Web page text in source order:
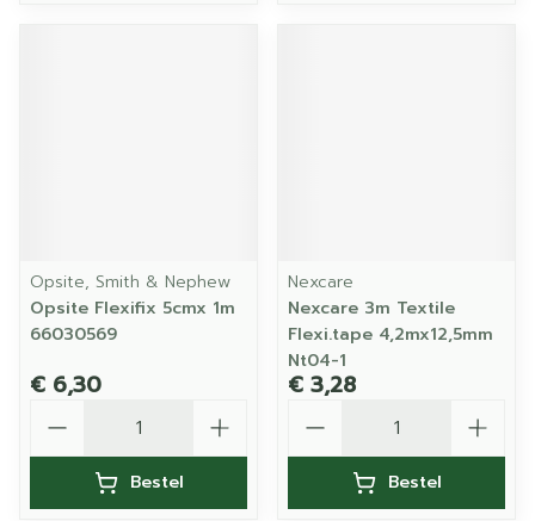
Opsite, Smith & Nephew
Opsite Flexifix 5cmx 1m
66030569
€ 6,30
Bestel
Nexcare
Nexcare 3m Textile
Flexi.tape 4,2mx12,5mm
Nt04-1
€ 3,28
Bestel